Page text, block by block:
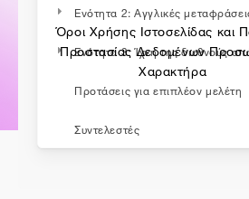
Ενότητα 2: Αγγλικές
Ενότητα 3: Ίχνη της διεθνούς
Προτάσεις για επιπλέον μελέτη
Συντελεστές
Όροι Χρήσης Ιστοσελίδας και
Προστασίας Δεδομένων
Χαρακτήρα